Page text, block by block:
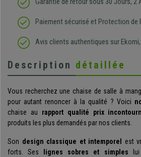
Paiement sécurisé et Protection de
Avis clients authentiques sur
Description détaillée
Vous recherchez une chaise de salle à
pour autant renoncer à la qualité ? Voici
chaise au rapport qualité prix
produits les plus demandés par nos clients.
Son design classique et intemporel
est
forts. Ses
lignes sobres et simples lui